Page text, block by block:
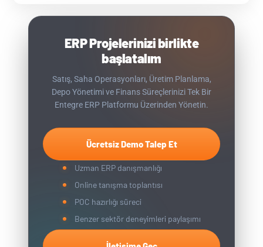
ERP Projelerinizi birlikte
başlatalım
Satış, Saha Operasyonları, Üretim Planlama,
Depo Yönetimi ve Finans Süreçlerinizi Tek Bir
Entegre ERP Platformu Üzerinden Yönetin.
Ücretsiz Demo Talep Et
Uzman ERP danışmanlığı
Online tanışma toplantısı
POC hazırlığı süreci
Benzer sektör deneyimleri paylaşımı